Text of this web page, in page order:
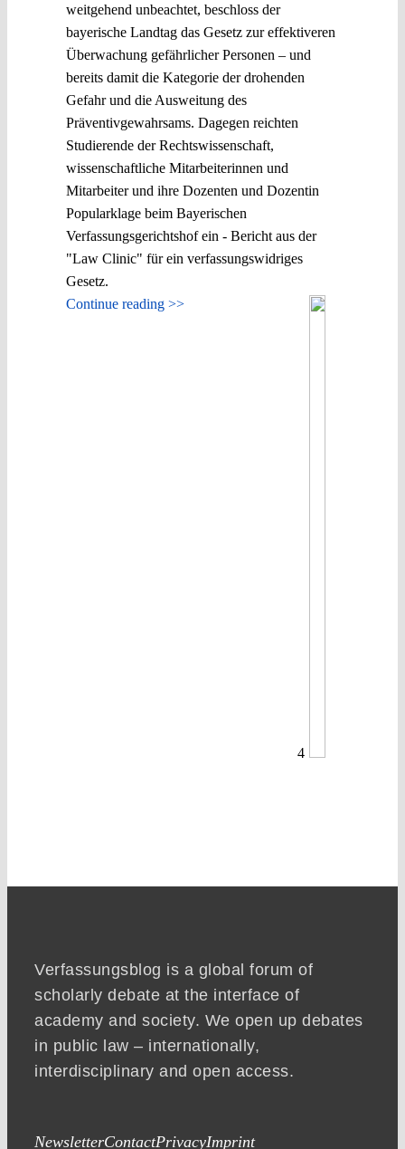
weitgehend unbeachtet, beschloss der
bayerische Landtag das Gesetz zur effektiveren
Überwachung gefährlicher Personen – und
bereits damit die Kategorie der drohenden
Gefahr und die Ausweitung des
Präventivgewahrsams. Dagegen reichten
Studierende der Rechtswissenschaft,
wissenschaftliche Mitarbeiterinnen und
Mitarbeiter und ihre Dozenten und Dozentin
Popularklage beim Bayerischen
Verfassungsgerichtshof ein - Bericht aus der
"Law Clinic" für ein verfassungswidriges
Gesetz.
Continue reading >>
4
Verfassungsblog is a global forum of
scholarly debate at the interface of
academy and society. We open up debates
in public law – internationally,
interdisciplinary and open access.
NewsletterContactPrivacyImprint